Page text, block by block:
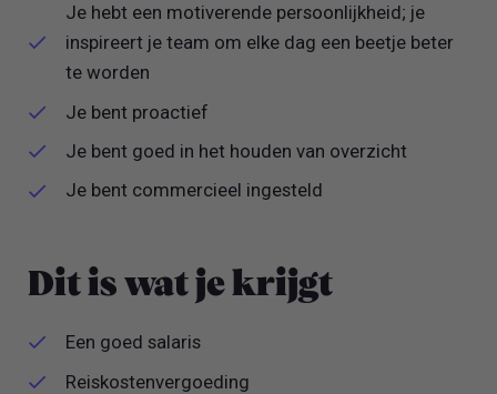
Je hebt een motiverende persoonlijkheid; je
inspireert je team om elke dag een beetje beter
te worden
Je bent proactief
Je bent goed in het houden van overzicht
Je bent commercieel ingesteld
Dit is wat je krijgt
Een goed salaris
Reiskostenvergoeding